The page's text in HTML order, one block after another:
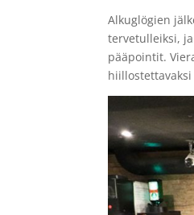
Alkuglögien
tervetulleiksi,
pääpointit.